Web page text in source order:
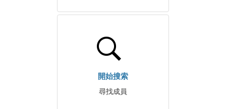
開始搜索
尋找成員